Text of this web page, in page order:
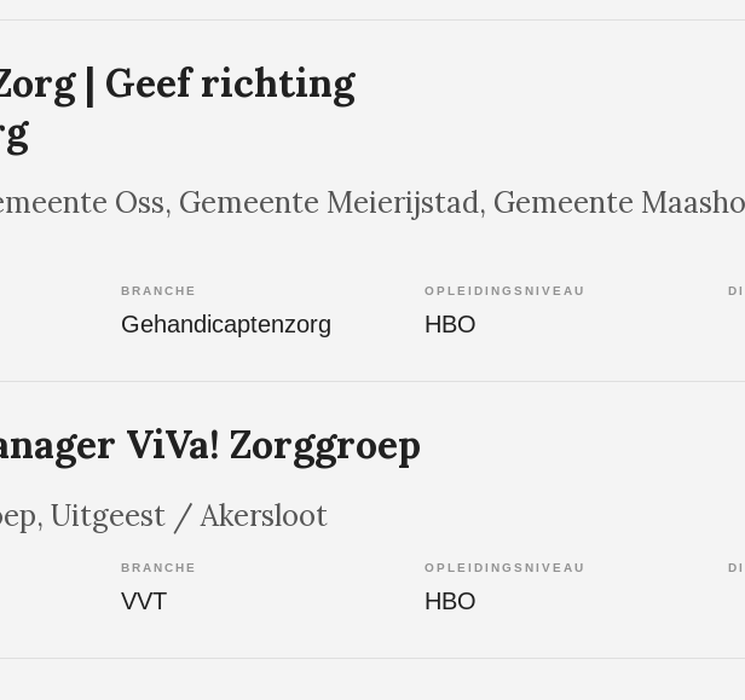
| Geef richting
Oss, Gemeente Meierijstad, Gemeente
BRANCHE
Gehandicaptenzorg
OPLEIDINGSNIVEAU
HBO
ViVa! Zorggroep
, Uitgeest / Akersloot
BRANCHE
VVT
OPLEIDINGSNIVEAU
HBO